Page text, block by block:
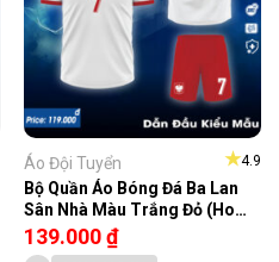
★4.9
Áo Đội Tuyển
Bộ Quần Áo Bóng Đá Ba Lan
Sân Nhà Màu Trắng Đỏ (Home
Kit)
139.000₫